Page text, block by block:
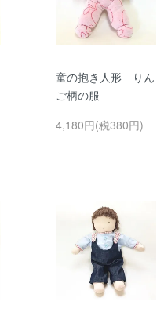
童の抱き人形 りん
ご柄の服
4,180円(税380円)